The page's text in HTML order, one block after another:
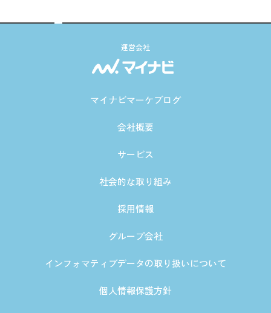
運営会社
マイナビマーケブログ
会社概要
サービス
社会的な取り組み
採用情報
グループ会社
インフォマティブデータの取り扱いについて
個人情報保護方針